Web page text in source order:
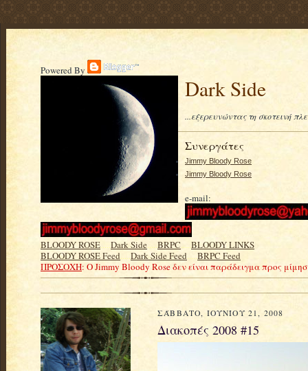
Powered By
Dark Side
...εξερευνώντας τη σκοτεινή
Συνεργάτες
Jimmy Bloody Rose
Jimmy Bloody Rose
e-mail:
BLOODY ROSE.....Dark Side.....BRPC.....BLOODY LINKS
BLOODY ROSE Feed.....Dark Side Feed.....BRPC Feed
ΠΡΟΣΟΧΗ: Ο Jimmy Bloody Rose δεν είναι παράδειγμα προς
ΣΆΒΒΑΤΟ, ΙΟΥΝΊΟΥ 21, 2008
Διακοπές 2008 #15